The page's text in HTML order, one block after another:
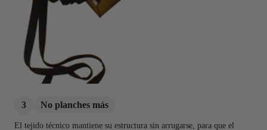
3 No planches más
El tejido técnico mantiene su estructura sin arrugarse, para que el